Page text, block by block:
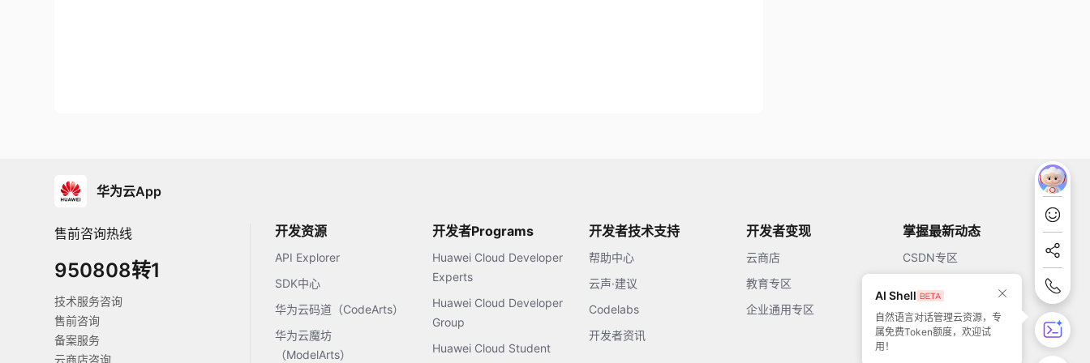
AI Shell
自然语言对话管理云资源，专
属免费Token额度，欢迎试
用！
华为云App
售前咨询热线
950808转1
技术服务咨询
售前咨询
备案服务
云商店咨询
开发资源
API Explorer
SDK中心
华为云码道（CodeArts）
华为云魔坊
（ModelArts）
开发者Programs
Huawei Cloud Developer
Experts
Huawei Cloud Developer
Group
Huawei Cloud Student
开发者技术支持
帮助中心
云声·建议
Codelabs
开发者资讯
开发者变现
云商店
教育专区
企业通用专区
掌握最新动态
CSDN专区
开源中国
51CTO